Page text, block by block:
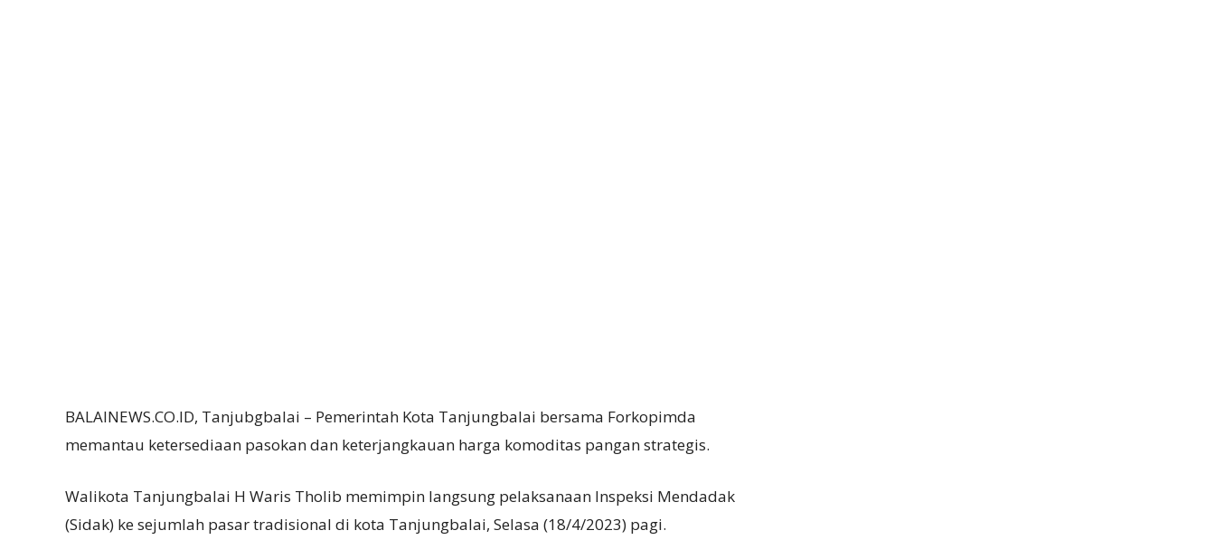
BALAINEWS.CO.ID, Tanjubgbalai – Pemerintah Kota Tanjungbalai bersama Forkopimda
memantau ketersediaan pasokan dan keterjangkauan harga komoditas pangan strategis.
Walikota Tanjungbalai H Waris Tholib memimpin langsung pelaksanaan Inspeksi Mendadak
(Sidak) ke sejumlah pasar tradisional di kota Tanjungbalai, Selasa (18/4/2023) pagi.